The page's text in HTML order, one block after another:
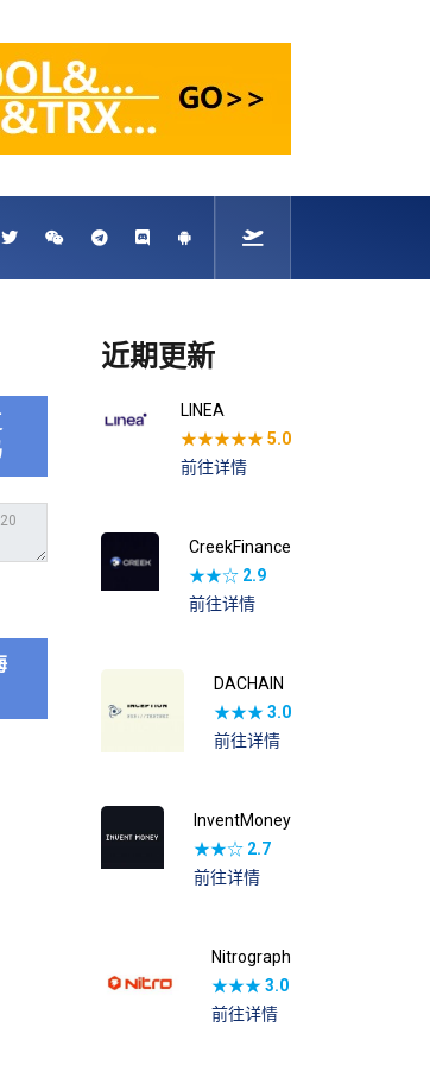
近期更新
LINEA
★★★★★5.0
前往详情
CreekFinance
★★☆ 2.9
前往详情
DACHAIN
★★★3.0
前往详情
InventMoney
★★☆ 2.7
前往详情
Nitrograph
★★★3.0
前往详情